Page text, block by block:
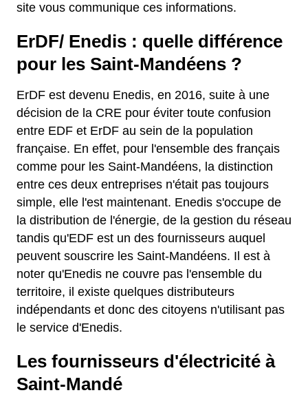
site vous communique ces informations.
ErDF/ Enedis : quelle différence
pour les Saint-Mandéens ?
ErDF est devenu Enedis, en 2016, suite à une
décision de la CRE pour éviter toute confusion
entre EDF et ErDF au sein de la population
française. En effet, pour l'ensemble des français
comme pour les Saint-Mandéens, la distinction
entre ces deux entreprises n'était pas toujours
simple, elle l'est maintenant. Enedis s'occupe de
la distribution de l'énergie, de la gestion du réseau
tandis qu'EDF est un des fournisseurs auquel
peuvent souscrire les Saint-Mandéens. Il est à
noter qu'Enedis ne couvre pas l'ensemble du
territoire, il existe quelques distributeurs
indépendants et donc des citoyens n'utilisant pas
le service d'Enedis.
Les fournisseurs d'électricité à
Saint-Mandé